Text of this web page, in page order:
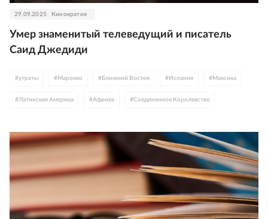
29.09.2025 Кинократия
Умер знаменитый телеведущий и писатель
Саид Джедиди
#утраты # Марокко # Ближний Восток # Испания # Мексика
#Латинская Америка #Африка #Соединенное Королевство